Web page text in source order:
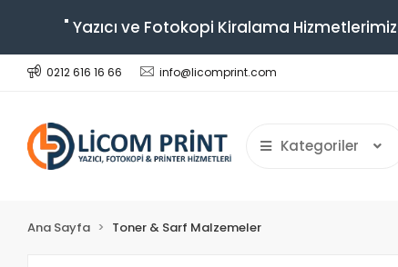
" Yazıcı ve Fotokopi Kiralama
0212 616 16 66 info@licomprint.com
Kategoriler
Ana Sayfa Toner & Sarf Malzemeler